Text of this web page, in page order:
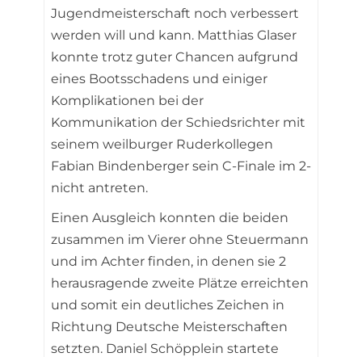
Jugendmeisterschaft noch verbessert
werden will und kann. Matthias Glaser
konnte trotz guter Chancen aufgrund
eines Bootsschadens und einiger
Komplikationen bei der
Kommunikation der Schiedsrichter mit
seinem weilburger Ruderkollegen
Fabian Bindenberger sein C-Finale im 2-
nicht antreten.
Einen Ausgleich konnten die beiden
zusammen im Vierer ohne Steuermann
und im Achter finden, in denen sie 2
herausragende zweite Plätze erreichten
und somit ein deutliches Zeichen in
Richtung Deutsche Meisterschaften
setzten. Daniel Schöpplein startete